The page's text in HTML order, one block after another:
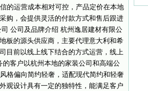
的运营成本相对可控，产品定价在本地
购，会提供灵活的付款方式和售后跟进
公司及品牌介绍 杭州逸居建材有限公
板的源头供应商，主要代理意大利和希
目前以线上线下结合的方式运营，线上
客户以杭州本地的家装公司和高端公
格偏向简约轻奢，适配现代简约和轻奢
观设计具有一定的独特性，能满足客户